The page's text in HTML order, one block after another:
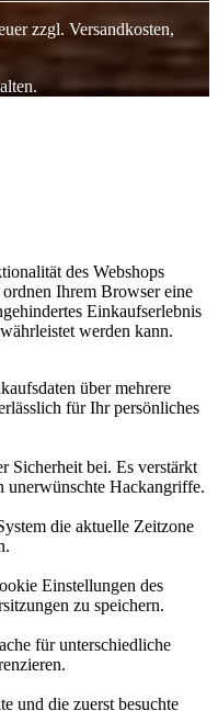
zzgl. Versandkosten,
des Webshops
Ihrem Browser eine
Einkaufserlebnis
werden kann.
über mehrere
für Ihr persönliches
Sicherheit bei. Es verstärkt
unerwünschte Hackangriffe.
die aktuelle Zeitzone
Einstellungen des
zu speichern.
für unterschiedliche
und die zuerst besuchte